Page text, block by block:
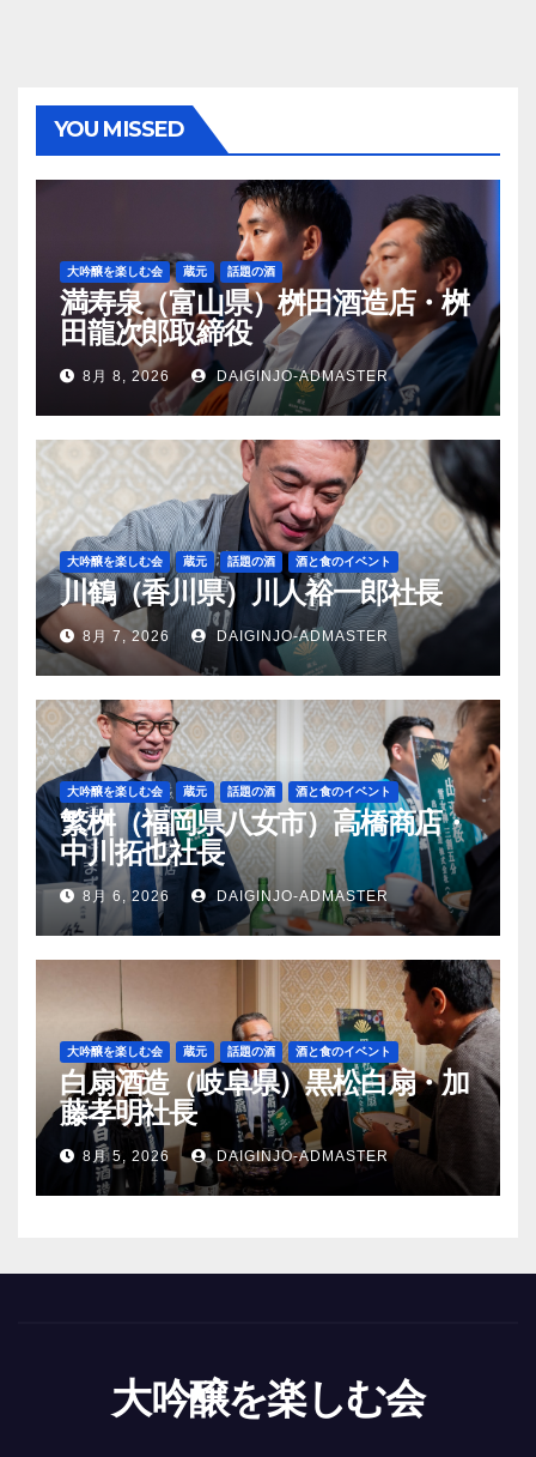
YOU MISSED
大吟醸を楽しむ会 蔵元 話題の酒
満寿泉（富山県）桝田酒造店・桝
田龍次郎取締役
8月 8, 2026 DAIGINJO-ADMASTER
大吟醸を楽しむ会 蔵元 話題の酒 酒と食のイベント
川鶴（香川県）川人裕一郎社長
8月 7, 2026 DAIGINJO-ADMASTER
大吟醸を楽しむ会 蔵元 話題の酒 酒と食のイベント
繁桝（福岡県八女市）高橋商店・
中川拓也社長
8月 6, 2026 DAIGINJO-ADMASTER
大吟醸を楽しむ会 蔵元 話題の酒 酒と食のイベント
白扇酒造（岐阜県）黒松白扇・加
藤孝明社長
8月 5, 2026 DAIGINJO-ADMASTER
大吟醸を楽しむ会